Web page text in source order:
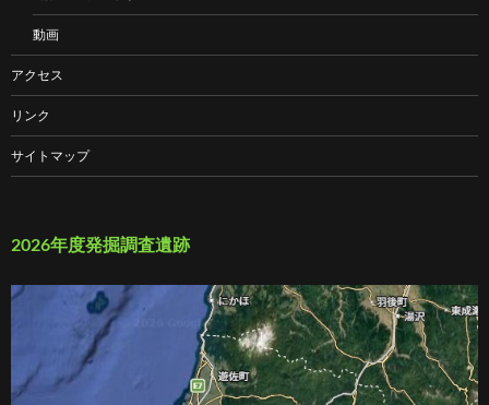
動画
アクセス
リンク
サイトマップ
2026年度発掘調査遺跡